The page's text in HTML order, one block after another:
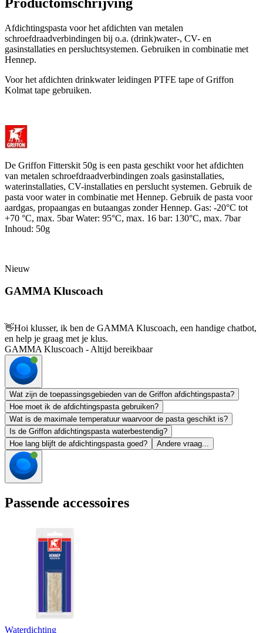
Afdichtingspasta voor het afdichten van metalen
schroefdraadverbindingen bij o.a. (drink)water-, CV- en
gasinstallaties en persluchtsystemen. Gebruiken in combinatie met
Hennep.
Voor het afdichten drinkwater leidingen PTFE tape of Griffon
Kolmat tape gebruiken.
De Griffon Fitterskit 50g is een pasta geschikt voor het afdichten
van metalen schroefdraadverbindingen zoals gasinstallaties,
waterinstallaties, CV-installaties en perslucht systemen. Gebruik de
pasta voor water in combinatie met Hennep. Gebruik de pasta voor
aardgas, propaangas en butaangas zonder Hennep. Gas: -20°C tot
+70 °C, max. 5bar Water: 95°C, max. 16 bar: 130°C, max. 7bar
Inhoud: 50g
Nieuw
GAMMA Kluscoach
👋Hoi klusser, ik ben de GAMMA Kluscoach, een handige chatbot,
en help je graag met je klus.
GAMMA Kluscoach - Altijd bereikbaar
Wat zijn de toepassingsgebieden van de Griffon afdichtingspasta?
Hoe moet ik de afdichtingspasta gebruiken?
Wat is de maximale temperatuur waarvoor de pasta geschikt is?
Is de Griffon afdichtingspasta waterbestendig?
Hoe lang blijft de afdichtingspasta goed?
Andere vraag...
Passende accessoires
Waterdichting